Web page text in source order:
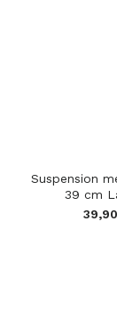
Suspension
39 cm
39,90